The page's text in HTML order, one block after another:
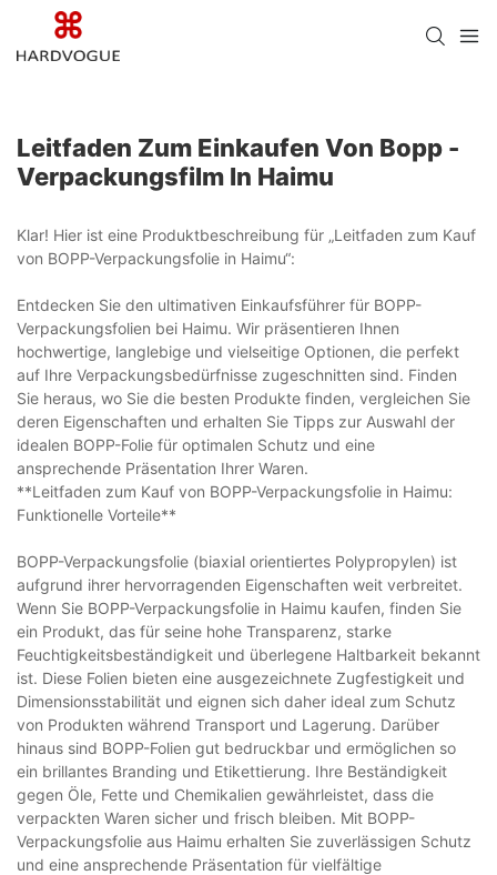
Leitfaden Zum Einkaufen Von Bopp -
Verpackungsfilm In Haimu
Klar! Hier ist eine Produktbeschreibung für „Leitfaden zum Kauf
von BOPP-Verpackungsfolie in Haimu“:
Entdecken Sie den ultimativen Einkaufsführer für BOPP-
Verpackungsfolien bei Haimu. Wir präsentieren Ihnen
hochwertige, langlebige und vielseitige Optionen, die perfekt
auf Ihre Verpackungsbedürfnisse zugeschnitten sind. Finden
Sie heraus, wo Sie die besten Produkte finden, vergleichen Sie
deren Eigenschaften und erhalten Sie Tipps zur Auswahl der
idealen BOPP-Folie für optimalen Schutz und eine
ansprechende Präsentation Ihrer Waren.
**Leitfaden zum Kauf von BOPP-Verpackungsfolie in Haimu:
Funktionelle Vorteile**
BOPP-Verpackungsfolie (biaxial orientiertes Polypropylen) ist
aufgrund ihrer hervorragenden Eigenschaften weit verbreitet.
Wenn Sie BOPP-Verpackungsfolie in Haimu kaufen, finden Sie
ein Produkt, das für seine hohe Transparenz, starke
Feuchtigkeitsbeständigkeit und überlegene Haltbarkeit bekannt
ist. Diese Folien bieten eine ausgezeichnete Zugfestigkeit und
Dimensionsstabilität und eignen sich daher ideal zum Schutz
von Produkten während Transport und Lagerung. Darüber
hinaus sind BOPP-Folien gut bedruckbar und ermöglichen so
ein brillantes Branding und Etikettierung. Ihre Beständigkeit
gegen Öle, Fette und Chemikalien gewährleistet, dass die
verpackten Waren sicher und frisch bleiben. Mit BOPP-
Verpackungsfolie aus Haimu erhalten Sie zuverlässigen Schutz
und eine ansprechende Präsentation für vielfältige